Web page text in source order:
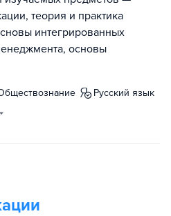
теория и практика
интегрированных
основы
обществознание
русский язык